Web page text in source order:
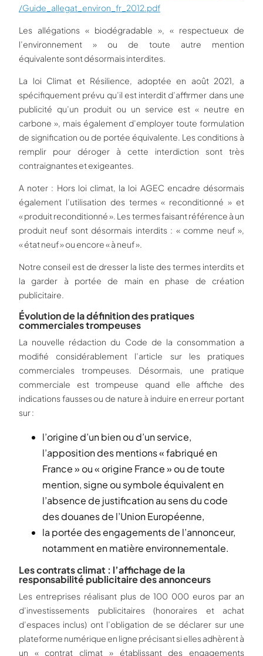
/Guide_allegat_environ_fr_2012.pdf
Les allégations « biodégradable », « respectueux de
l’environnement » ou de toute autre mention
équivalente sont désormais interdites.
La loi Climat et Résilience, adoptée en août 2021, a
spécifiquement prévu qu’il est interdit d’affirmer dans une
publicité qu’un produit ou un service est « neutre en
carbone », mais également d’employer toute formulation
de signification ou de portée équivalente. Les conditions à
remplir pour déroger à cette interdiction sont très
contraignantes et exigeantes.
A noter : Hors loi climat, la loi AGEC encadre désormais
également l’utilisation des termes « reconditionné » et
« produit reconditionné ». Les termes faisant référence à un
produit neuf sont désormais interdits : « comme neuf »,
« état neuf » ou encore « à neuf ».
Notre conseil est de dresser la liste des termes interdits et
la garder à portée de main en phase de création
publicitaire.
Évolution de la définition des pratiques
commerciales trompeuses
La nouvelle rédaction du Code de la consommation a
modifié considérablement l’article sur les pratiques
commerciales trompeuses. Désormais, une pratique
commerciale est trompeuse quand elle affiche des
indications fausses ou de nature à induire en erreur portant
sur :
l’origine d’un bien ou d’un service,
l’apposition des mentions « fabriqué en
France » ou « origine France » ou de toute
mention, signe ou symbole équivalent en
l’absence de justification au sens du code
des douanes de l’Union Européenne,
la portée des engagements de l’annonceur,
notamment en matière environnementale.
Les contrats climat : l’affichage de la
responsabilité publicitaire des annonceurs
Les entreprises réalisant plus de 100 000 euros par an
d’investissements publicitaires (honoraires et achat
d’espaces inclus) ont l’obligation de se déclarer sur une
plateforme numérique en ligne précisant si elles adhèrent à
un « contrat climat » établissant des engagements